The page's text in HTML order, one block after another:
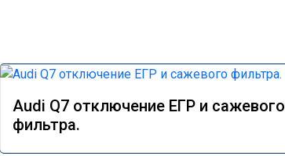
Audi Q7 отключение ЕГР и сажевого
фильтра.